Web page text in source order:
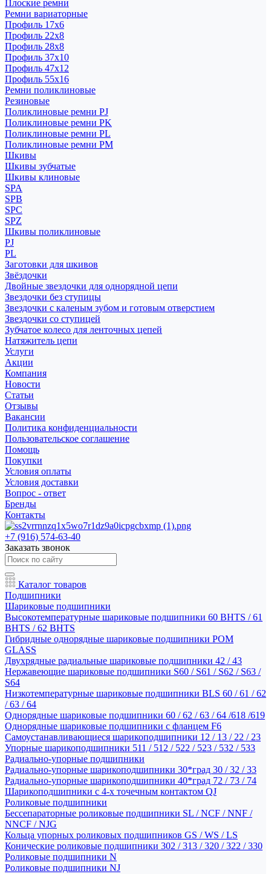
Плоские ремни
Ремни вариаторные
Профиль 17x6
Профиль 22x8
Профиль 28x8
Профиль 37x10
Профиль 47x12
Профиль 55x16
Ремни поликлиновые
Резиновые
Поликлиновые ремни PJ
Поликлиновые ремни PK
Поликлиновые ремни PL
Поликлиновые ремни PM
Шкивы
Шкивы зубчатые
Шкивы клиновые
SPA
SPB
SPC
SPZ
Шкивы поликлиновые
PJ
PL
Заготовки для шкивов
Звёздочки
Двойные звездочки для однорядной цепи
Звездочки без ступицы
Звездочки с каленым зубом и готовым отверстием
Звездочки со ступицей
Зубчатое колесо для ленточных цепей
Натяжитель цепи
Услуги
Акции
Компания
Новости
Статьи
Отзывы
Вакансии
Политика конфиденциальности
Пользовательское соглашение
Помощь
Покупки
Условия оплаты
Условия доставки
Вопрос - ответ
Бренды
Контакты
+7 (916) 574-63-40
Заказать звонок
Каталог товаров
Подшипники
Шариковые подшипники
Высокотемпературные шариковые подшипники 60 BHTS / 61
BHTS / 62 BHTS
Гибридные однорядные шариковые подшипники POM
GLASS
Двухрядные радиальные шариковые подшипники 42 / 43
Нержавеющие шариковые подшипники S60 / S61 / S62 / S63 /
S64
Низкотемпературные шариковые подшипники BLS 60 / 61 / 62
/ 63 / 64
Однорядные шариковые подшипники 60 / 62 / 63 / 64 /618 /619
Однорядные шариковые подшипники с фланцем F6
Самоустанавливающиеся шарикоподшипники 12 / 13 / 22 / 23
Упорные шарикоподшипники 511 / 512 / 522 / 523 / 532 / 533
Радиально-упорные подшипники
Радиально-упорные шарикоподшипники 30*град 30 / 32 / 33
Радиально-упорные шарикоподшипники 40*град 72 / 73 / 74
Шарикоподшипники с 4-х точечным контактом QJ
Роликовые подшипники
Бессепараторные роликовые подшипники SL / NCF / NNF /
NNCF / NJG
Кольца упорных роликовых подшипников GS / WS / LS
Конические роликовые подшипники 302 / 313 / 320 / 322 / 330
Роликовые подшипники N
Роликовые подшипники NJ